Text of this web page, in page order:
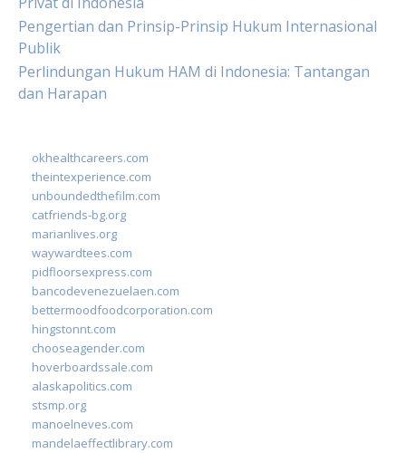
Pengertian dan Prinsip-Prinsip Hukum Internasional
Publik
Perlindungan Hukum HAM di Indonesia: Tantangan
dan Harapan
okhealthcareers.com
theintexperience.com
unboundedthefilm.com
catfriends-bg.org
marianlives.org
waywardtees.com
pidfloorsexpress.com
bancodevenezuelaen.com
bettermoodfoodcorporation.com
hingstonnt.com
chooseagender.com
hoverboardssale.com
alaskapolitics.com
stsmp.org
manoelneves.com
mandelaeffectlibrary.com